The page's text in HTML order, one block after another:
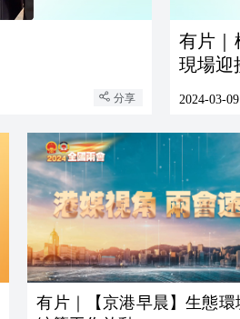
分享
有片｜
現場迎
2024-03-09
有片｜【京港早晨】生態環